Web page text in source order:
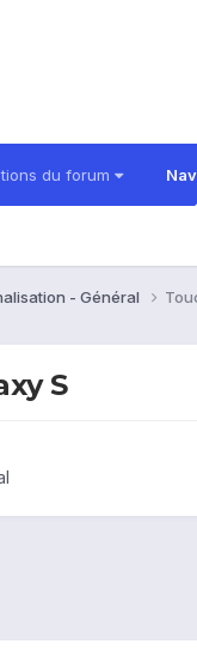
du forum
- Général
S